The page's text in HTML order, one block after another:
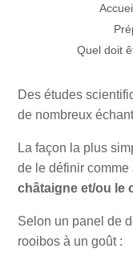
Quel doit
Des études
de nombreux
La façon la plus
de le définir comme
châtaigne et/ou le
Selon un panel de
rooibos à un goût :